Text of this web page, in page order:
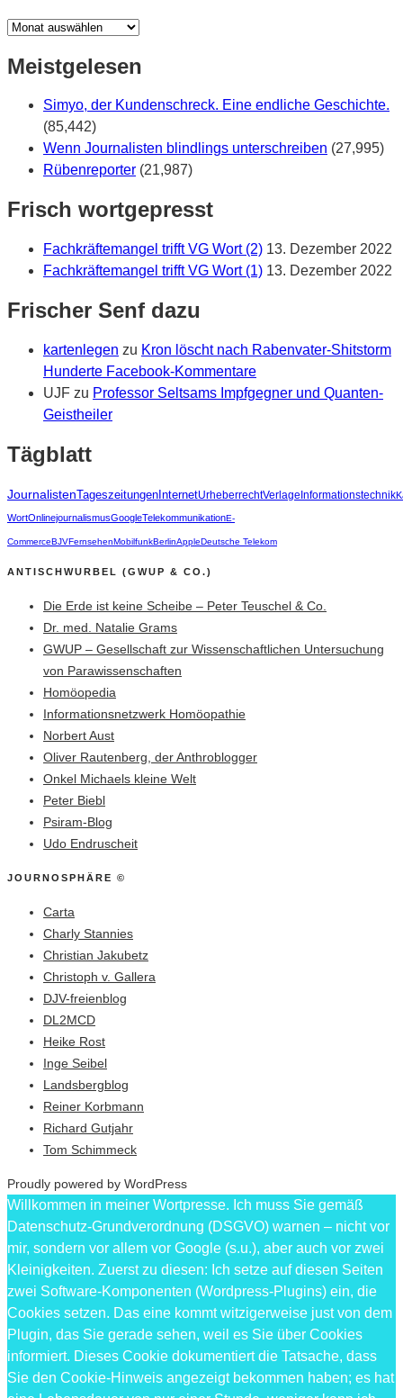
Wann
Meistgelesen
Simyo, der Kundenschreck. Eine endliche Geschichte.
(85,442)
Wenn Journalisten blindlings unterschreiben (27,995)
Rübenreporter (21,987)
Frisch wortgepresst
Fachkräftemangel trifft VG Wort (2) 13. Dezember 2022
Fachkräftemangel trifft VG Wort (1) 13. Dezember 2022
Frischer Senf dazu
kartenlegen zu Kron löscht nach Rabenvater-Shitstorm
Hunderte Facebook-Kommentare
UJF zu Professor Seltsams Impfgegner und Quanten-
Geistheiler
Tägblatt
JournalistenTageszeitungen InternetUrheberrechtVerlageInformationstechnik
WortOnlinejournalismusGoogleTelekommunikationE-
CommerceBJVFernsehenMobilfunkBerlinAppleDeutsche Telekom
ANTISCHWURBEL (GWUP & CO.)
Die Erde ist keine Scheibe – Peter Teuschel & Co.
Dr. med. Natalie Grams
GWUP – Gesellschaft zur Wissenschaftlichen Untersuchung
von Parawissenschaften
Homöopedia
Informationsnetzwerk Homöopathie
Norbert Aust
Oliver Rautenberg, der Anthroblogger
Onkel Michaels kleine Welt
Peter Biebl
Psiram-Blog
Udo Endruscheit
JOURNOSPHÄRE ©
Carta
Charly Stannies
Christian Jakubetz
Christoph v. Gallera
DJV-freienblog
DL2MCD
Heike Rost
Inge Seibel
Landsbergblog
Reiner Korbmann
Richard Gutjahr
Tom Schimmeck
Proudly powered by WordPress
Willkommen in meiner Wortpresse. Ich muss Sie gemäß
Datenschutz-Grundverordnung (DSGVO) warnen – nicht vor
mir, sondern vor allem vor Google (s.u.), aber auch vor zwei
Kleinigkeiten. Zuerst zu diesen: Ich setze auf diesen Seiten
zwei Software-Komponenten (Wordpress-Plugins) ein, die
Cookies setzen. Das eine kommt witzigerweise just von dem
Plugin, das Sie gerade sehen, weil es Sie über Cookies
informiert. Dieses Cookie dokumentiert die Tatsache, dass
Sie den Cookie-Hinweis angezeigt bekommen haben; es hat